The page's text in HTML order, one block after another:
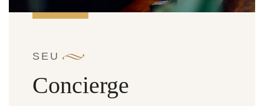
SEU
Concierge